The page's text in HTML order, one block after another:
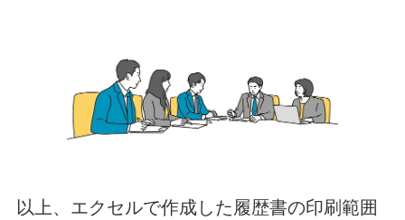
以上、エクセルで作成した履歴書の印刷範囲